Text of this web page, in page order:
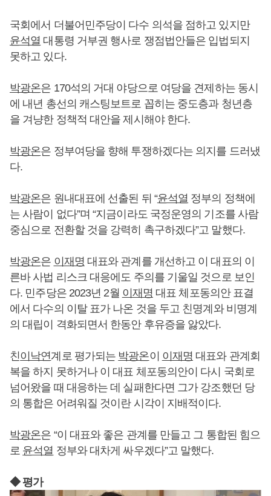
국회에서 더불어민주당이 다수 의석을 점하고 있지만
윤석열 대통령 거부권 행사로 쟁점법안들은 입법되지
못하고 있다.
박광온은 170석의 거대 야당으로 여당을 견제하는 동시
에 내년 총선의 캐스팅보트로 꼽히는 중도층과 청년층
을 겨냥한 정책적 대안을 제시해야 한다.
박광온은 정부여당을 향해 투쟁하겠다는 의지를 드러냈
다.
박광온은 원내대표에 선출된 뒤 “윤석열 정부의 정책에
는 사람이 없다”며 “지금이라도 국정운영의 기조를 사람
중심으로 전환할 것을 강력히 촉구하겠다”고 말했다.
박광온은 이재명 대표와 관계를 개선하고 이 대표의 이
른바 사법 리스크 대응에도 주의를 기울일 것으로 보인
다. 민주당은 2023년 2월 이재명 대표 체포동의안 표결
에서 다수의 이탈 표가 나온 것을 두고 친명계와 비명계
의 대립이 격화되면서 한동안 후유증을 앓았다.
친이낙연계로 평가되는 박광온이 이재명 대표와 관계회
복을 하지 못하거나 이 대표 체포동의안이 다시 국회로
넘어왔을 때 대응하는 데 실패한다면 그가 강조했던 당
의 통합은 어려워질 것이란 시각이 지배적이다.
박광온은 “이 대표와 좋은 관계를 만들고 그 통합된 힘으
로 윤석열 정부와 대차게 싸우겠다”고 말했다.
◆ 평가